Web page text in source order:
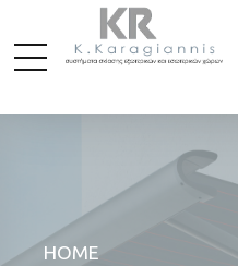
HOME